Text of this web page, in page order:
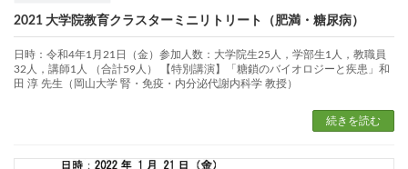
2021 大学院教育クラスターミニリトリート（肥満・糖尿病）
日時：令和4年1月21日（金）参加人数：大学院生25人，学部生1人，教職員
32人，講師1人 （合計59人） 【特別講演】「糖鎖のバイオロジーと疾患」和
田 淳 先生（岡山大学 腎・免疫・内分泌代謝内科学 教授）
続きを読む